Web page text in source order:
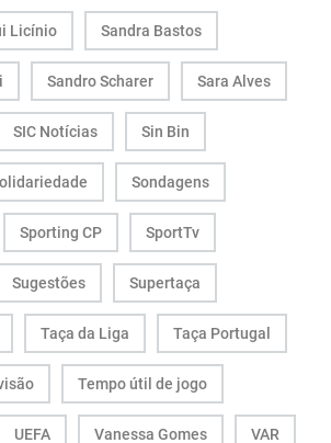
Licínio Sandra Bastos
Sandro Scharer Sara Alves
SIC Notícias Sin Bin
Sondagens
Sporting CP SportTv
Sugestões Supertaça
Taça da Liga Taça Portugal
Tempo útil de jogo
UEFA Vanessa Gomes VAR